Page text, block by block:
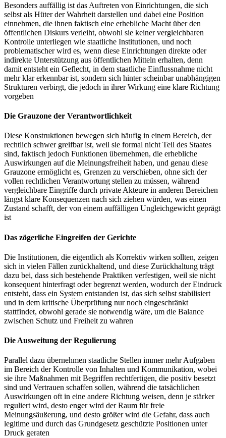
Besonders auffällig ist das Auftreten von Einrichtungen, die sich
selbst als Hüter der Wahrheit darstellen und dabei eine Position
einnehmen, die ihnen faktisch eine erhebliche Macht über den
öffentlichen Diskurs verleiht, obwohl sie keiner vergleichbaren
Kontrolle unterliegen wie staatliche Institutionen, und noch
problematischer wird es, wenn diese Einrichtungen direkte oder
indirekte Unterstützung aus öffentlichen Mitteln erhalten, denn
damit entsteht ein Geflecht, in dem staatliche Einflussnahme nicht
mehr klar erkennbar ist, sondern sich hinter scheinbar unabhängigen
Strukturen verbirgt, die jedoch in ihrer Wirkung eine klare Richtung
vorgeben
Die Grauzone der Verantwortlichkeit
Diese Konstruktionen bewegen sich häufig in einem Bereich, der
rechtlich schwer greifbar ist, weil sie formal nicht Teil des Staates
sind, faktisch jedoch Funktionen übernehmen, die erhebliche
Auswirkungen auf die Meinungsfreiheit haben, und genau diese
Grauzone ermöglicht es, Grenzen zu verschieben, ohne sich der
vollen rechtlichen Verantwortung stellen zu müssen, während
vergleichbare Eingriffe durch private Akteure in anderen Bereichen
längst klare Konsequenzen nach sich ziehen würden, was einen
Zustand schafft, der von einem auffälligen Ungleichgewicht geprägt
ist
Das zögerliche Eingreifen der Gerichte
Die Institutionen, die eigentlich als Korrektiv wirken sollten, zeigen
sich in vielen Fällen zurückhaltend, und diese Zurückhaltung trägt
dazu bei, dass sich bestehende Praktiken verfestigen, weil sie nicht
konsequent hinterfragt oder begrenzt werden, wodurch der Eindruck
entsteht, dass ein System entstanden ist, das sich selbst stabilisiert
und in dem kritische Überprüfung nur noch eingeschränkt
stattfindet, obwohl gerade sie notwendig wäre, um die Balance
zwischen Schutz und Freiheit zu wahren
Die Ausweitung der Regulierung
Parallel dazu übernehmen staatliche Stellen immer mehr Aufgaben
im Bereich der Kontrolle von Inhalten und Kommunikation, wobei
sie ihre Maßnahmen mit Begriffen rechtfertigen, die positiv besetzt
sind und Vertrauen schaffen sollen, während die tatsächlichen
Auswirkungen oft in eine andere Richtung weisen, denn je stärker
reguliert wird, desto enger wird der Raum für freie
Meinungsäußerung, und desto größer wird die Gefahr, dass auch
legitime und durch das Grundgesetz geschützte Positionen unter
Druck geraten